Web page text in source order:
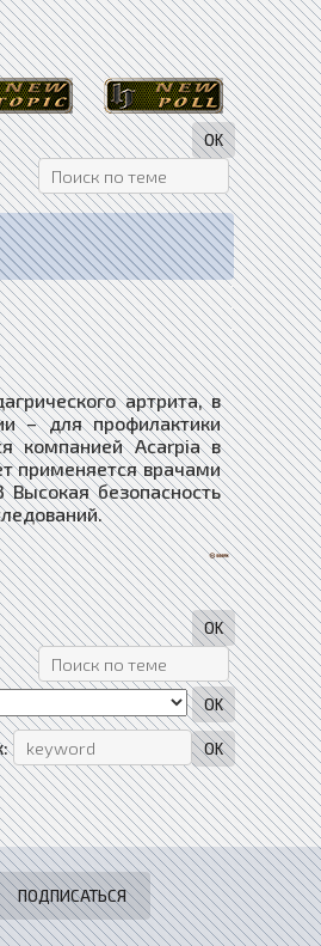
артрита, в
– для профилактики
компанией Acarpia в
применяется врачами
безопасность